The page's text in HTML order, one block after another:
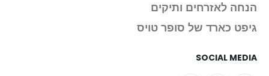
הנחה לאזרחים ותיקים
גיפט כארד של סופר טויס
SOCIAL MEDIA